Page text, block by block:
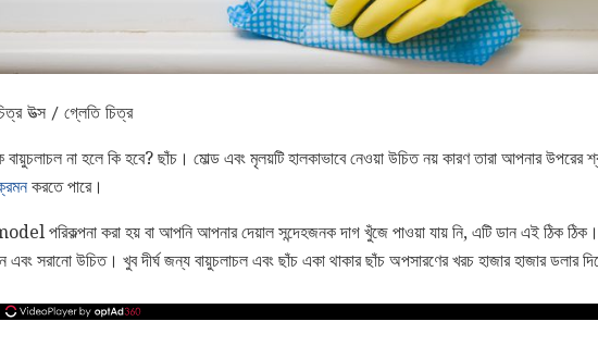
উত্স / গ্লেতি চিত্র
বায়ুচলাচল না হলে কি হবে? ছাঁচ। মোল্ড এবং মৃলয়টি হালকাভাবে নেওয়া উচিত নয় কারণ তারা আপনার উপরের
করতে পারে।
পরিকল্পনা করা হয় বা আপনি আপনার দেয়াল সন্দেহজনক দাগ খুঁজে পাওয়া যায় নি, এটি ডান এই ঠিক
এবং সরানো উচিত। খুব দীর্ঘ জন্য বায়ুচলাচল এবং ছাঁচ একা থাকার ছাঁচ অপসারণের খরচ হাজার হাজার ডলার